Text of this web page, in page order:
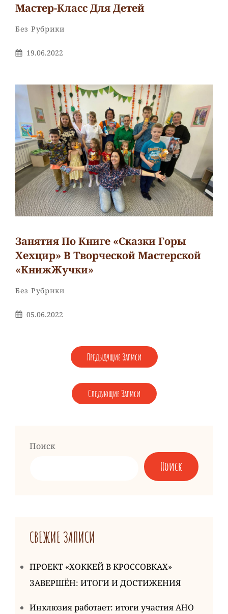
Мастер-Класс Для Детей
Рубрики
Без Рубрики
Опубликовано
19.06.2022
Занятия По Книге «Сказки Горы
Хехцир» В Творческой Мастерской
«КнижЖучки»
Рубрики
Без Рубрики
Опубликовано
05.06.2022
Предыдущие Записи
Следующие Записи
Поиск
Поиск
СВЕЖИЕ ЗАПИСИ
ПРОЕКТ «ХОККЕЙ В КРОССОВКАХ»
ЗАВЕРШЁН: ИТОГИ И ДОСТИЖЕНИЯ
Инклюзия работает: итоги участия АНО